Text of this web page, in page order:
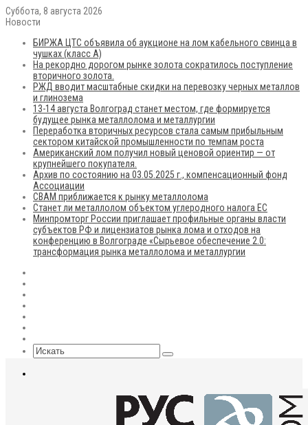
Суббота, 8 августа 2026
Новости
БИРЖА ЦТС объявила об аукционе на лом кабельного свинца в
чушках (класс А)
На рекордно дорогом рынке золота сократилось поступление
вторичного золота.
РЖД вводит масштабные скидки на перевозку черных металлов
и глинозема
13-14 августа Волгоград станет местом, где формируется
будущее рынка металлолома и металлургии
Переработка вторичных ресурсов стала самым прибыльным
сектором китайской промышленности по темпам роста
Американский лом получил новый ценовой ориентир — от
крупнейшего покупателя.
Архив по состоянию на 03.05.2025 г., компенсационный фонд
Ассоциации
CBAM приближается к рынку металлолома
Станет ли металлолом объектом углеродного налога ЕС
Минпромторг России приглашает профильные органы власти
субъектов РФ и лицензиатов рынка лома и отходов на
конференцию в Волгограде «Сырьевое обеспечение 2.0:
трансформация рынка металлолома и металлургии
Искать